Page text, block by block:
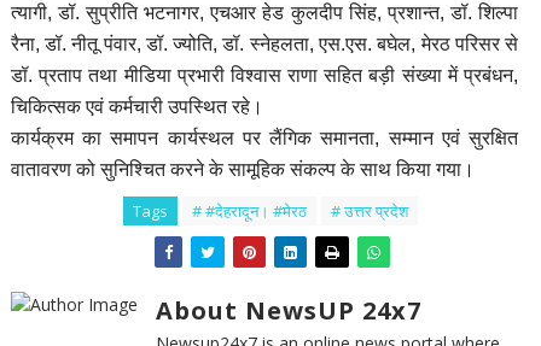
त्यागी, डॉ. सुप्रीति भटनागर, एचआर हेड कुलदीप सिंह, प्रशान्त, डॉ. शिल्पा
रैना, डॉ. नीतू पंवार, डॉ. ज्योति, डॉ. स्नेहलता, एस.एस. बघेल, मेरठ परिसर से
डॉ. प्रताप तथा मीडिया प्रभारी विश्वास राणा सहित बड़ी संख्या में प्रबंधन,
चिकित्सक एवं कर्मचारी उपस्थित रहे।
कार्यक्रम का समापन कार्यस्थल पर लैंगिक समानता, सम्मान एवं सुरक्षित
वातावरण को सुनिश्चित करने के सामूहिक संकल्प के साथ किया गया।
Tags # #देहरादून। #मेरठ # उत्तर प्रदेश
About NewsUP 24x7